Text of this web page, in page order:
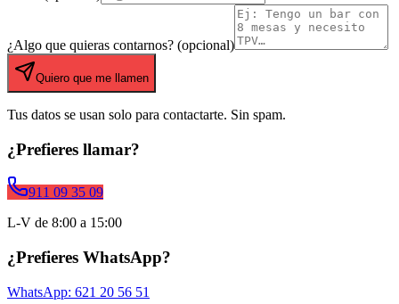
¿Algo que quieras contarnos? (opcional)
Quiero que me llamen
Tus datos se usan solo para contactarte. Sin spam.
¿Prefieres llamar?
911 09 35 09
L-V de 8:00 a 15:00
¿Prefieres WhatsApp?
WhatsApp: 621 20 56 51